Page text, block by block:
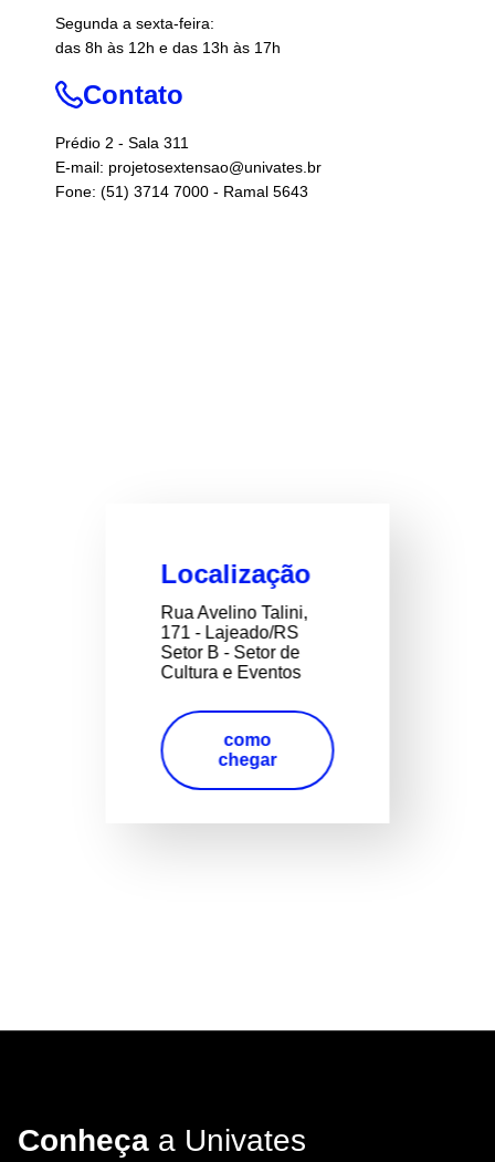
Segunda a sexta-feira:
das 8h às 12h e das 13h às 17h
Contato
Prédio 2 - Sala 311
E-mail: projetosextensao@univates.br
Fone: (51) 3714 7000 - Ramal 5643
Localização
Rua Avelino Talini,
171 - Lajeado/RS
Setor B - Setor de
Cultura e Eventos
como
chegar
Conheça a Univates